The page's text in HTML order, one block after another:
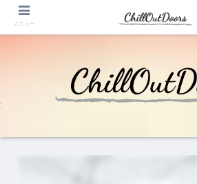
メニュー